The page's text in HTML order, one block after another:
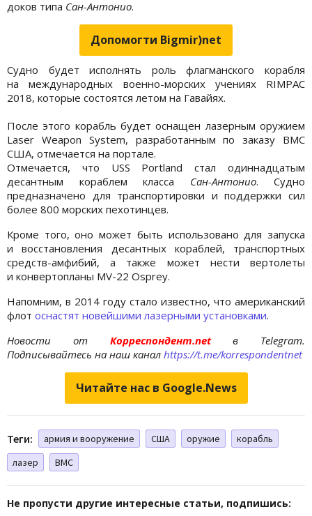
доков типа Сан-Антонио.
Допомогти Bigmir)net
Судно будет исполнять роль флагманского корабля
на международных военно-морских учениях RIMPAC
2018, которые состоятся летом на Гавайях.
После этого корабль будет оснащен лазерным оружием
Laser Weapon System, разработанным по заказу ВМС
США, отмечается на портале.
Отмечается, что USS Portland стал одиннадцатым
десантным кораблем класса Сан-Антонио. Судно
предназначено для транспортировки и поддержки сил
более 800 морских пехотинцев.
Кроме того, оно может быть использовано для запуска
и восстановления десантных кораблей, транспортных
средств-амфибий, а также может нести вертолеты
и конвертопланы MV-22 Osprey.
Напомним, в 2014 году стало известно, что американский
флот оснастят новейшими лазерными установками.
Новости отКорреспондент.netв Telegram.
Подписывайтесь на наш канал https://t.me/korrespondentnet
Читайте нас в Google.News
Теги: армия и вооружение США оружие
корабль
лазер
ВМС
Не пропусти другие интересные статьи, подпишись: